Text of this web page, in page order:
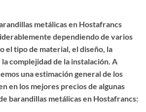
metálicas en Hostafrancs
dependiendo de varios
el tipo de material, el diseño, la
complejidad de la instalación. A
una estimación general de los
en los mejores precios de algunas
barandillas metálicas en Hostafrancs: